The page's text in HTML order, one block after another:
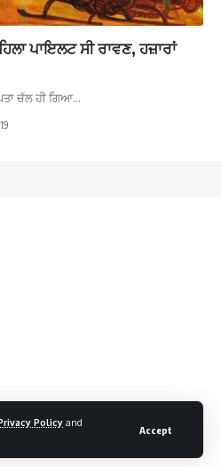
Policy and
Accept
ਪਾਇਲਟ ਸੀ ਰਾਵਣ, ਹਜ਼ਾਰਾਂ
ਚੱਲ ਹੀ ਗਿਆ…